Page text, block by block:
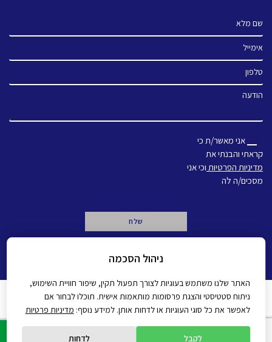
שם מלא
אימייל
טלפון
הודעה
אני מאשר/ת כי
קראתי והבנתי את
מדיניות הפרטיות וכי אני
מסכים/ה לה
מדיניות פרטיות הצהרת נגישות
All rights reserved Gadot 2022 - 2026 Created by
ניהול הסכמה
האתר שלנו משתמש בעוגיות לצורך תפעול תקין, שיפור חוויית השימוש,
ניתוח סטטיסטי והצגת פרסומות מותאמות אישית. תוכלו לבחור אם
לאפשר את כל סוגי העוגיות או לדחות אותן. למידע נוסף: מדיניות פרטיות
לקבל לדחות